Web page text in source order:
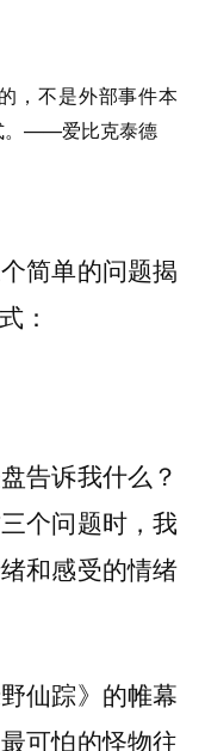
，不是外部事件本
。——爱比克泰德
简单的问题揭
：
告诉我什么？
个问题时，我
和感受的情绪
仙踪》的帷幕
可怕的怪物往